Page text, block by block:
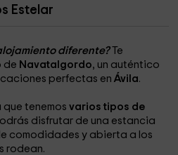
Estelar
diferente?Te
de Navatalgordo, un auténtico
perfectas enÁvila.
que tenemosvarios tipos de
disfrutar de una estancia
comodidades y abierta a los
rodean.